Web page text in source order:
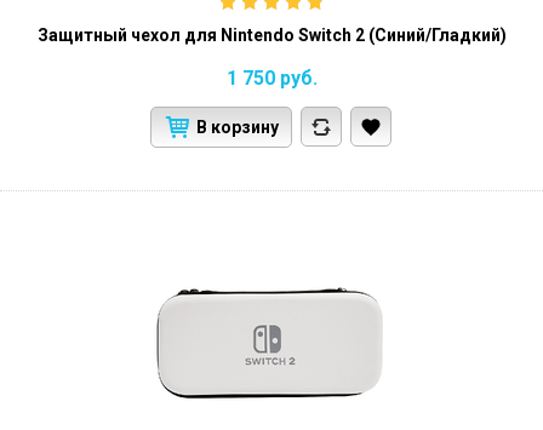
Защитный чехол для Nintendo Switch 2 (Синий/Гладкий)
1 750 руб.
В корзину